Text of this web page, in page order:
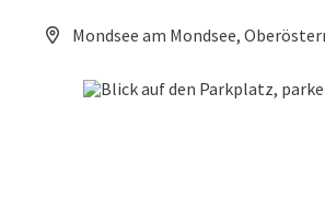
Mondsee am Mondsee,